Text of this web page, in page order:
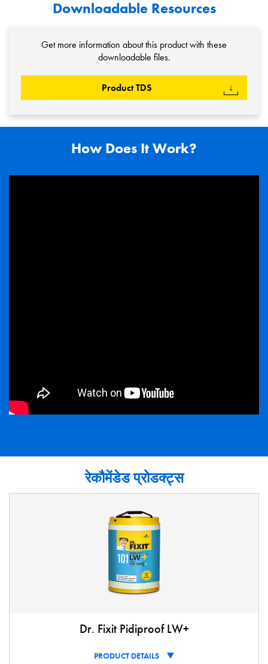
Downloadable Resources
Get more information about this product with these
downloadable files.
Product TDS ↓
How Does It Work?
रेकौमेंडेड प्रोडक्ट्स
Dr. Fixit Pidiproof LW+
PRODUCT DETAILS